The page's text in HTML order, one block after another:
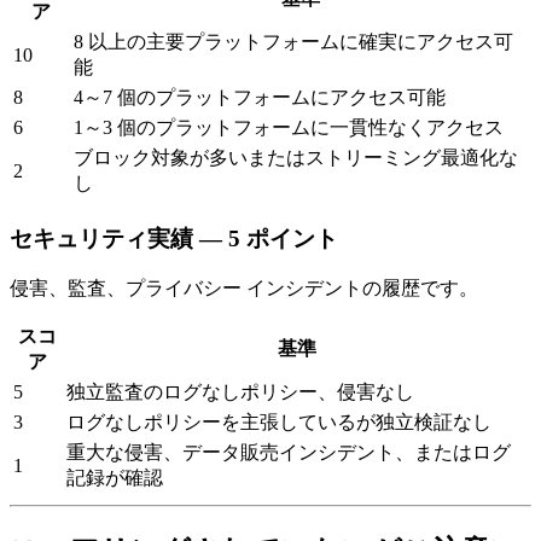
ア
10
8 以上の主要プラットフォームに確実にアクセス可
能
8
4～7 個のプラットフォームにアクセス可能
6
1～3 個のプラットフォームに一貫性なくアクセス
2
ブロック対象が多いまたはストリーミング最適化な
し
セキュリティ実績 — 5 ポイント
侵害、監査、プライバシー インシデントの履歴です。
スコ
ア
基準
5
独立監査のログなしポリシー、侵害なし
3
ログなしポリシーを主張しているが独立検証なし
1
重大な侵害、データ販売インシデント、またはログ
記録が確認